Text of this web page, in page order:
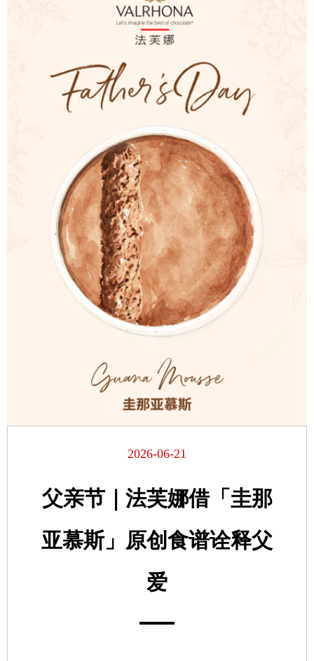
2026-06-21
父亲节｜法芙娜借「圭那
亚慕斯」原创食谱诠释父
爱